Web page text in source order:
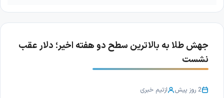
جهش طلا به بالاترین سطح دو هفته اخیر؛ دلار عقب
نشست
2 روز پیش ازتیم خبری